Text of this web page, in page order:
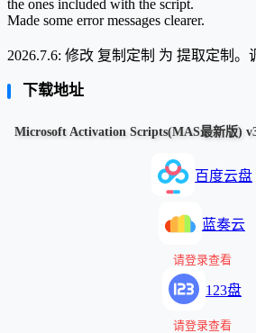
the ones included with the script.
Made some error messages clearer.
2026.7.6: 修改 复制定制 为 提取定制。
下载地址
Microsoft Activation Scripts(MAS最新版)
百度云盘
蓝奏云
请登录查看
123盘
请登录查看